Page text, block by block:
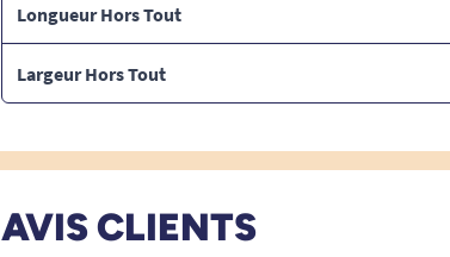
Longueur Hors Tout
Largeur Hors Tout
AVIS CLIENTS